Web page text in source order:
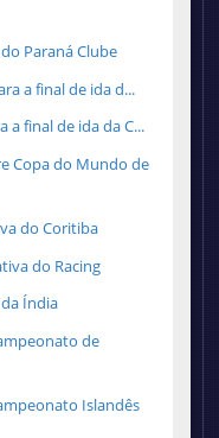
Paraná Clube
a final de ida d...
a final de ida da C...
Copa do Mundo de
do Coritiba
do Racing
Índia
de
Islandês